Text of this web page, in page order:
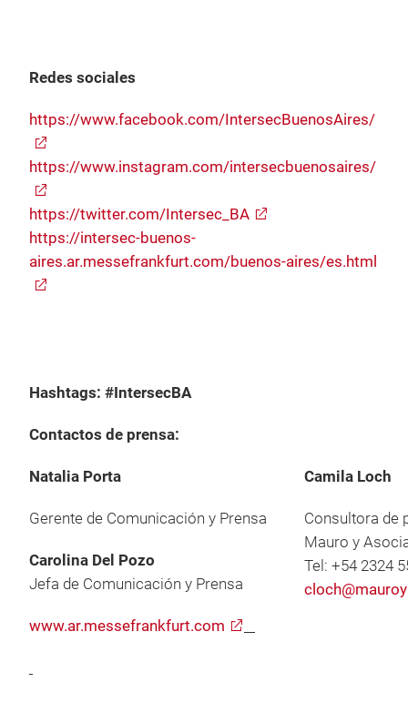
Redes sociales
https://www.facebook.com/IntersecBuenosAires/
https://www.instagram.com/intersecbuenosaires/
https://twitter.com/Intersec_BA
https://intersec-buenos-
aires.ar.messefrankfurt.com/buenos-aires/es.html
Hashtags: #IntersecBA
Contactos de prensa:
Natalia Porta
Gerente de Comunicación y Prensa
Carolina Del Pozo
Jefa de Comunicación y Prensa
www.ar.messefrankfurt.com
Camila Loch
Consultora de
Mauro y
Tel: +54 2324